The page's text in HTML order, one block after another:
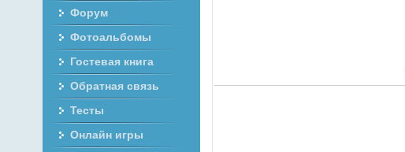
Форум
Фотоальбомы
Гостевая книга
Обратная связь
Тесты
Онлайн игры